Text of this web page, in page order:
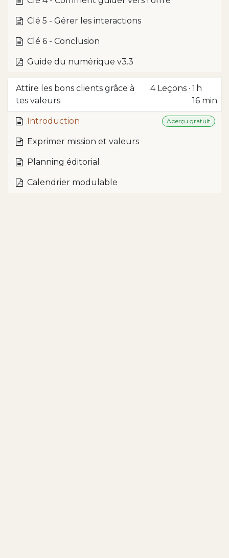
Clé 5 - Gérer les interactions
Clé 6 - Conclusion
Guide du numérique v3.3
Attire les bons clients grâce à
tes valeurs
4 Leçons · 1 h
16 min
Introduction Aperçu gratuit
Exprimer mission et valeurs
Planning éditorial
Calendrier modulable